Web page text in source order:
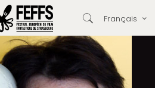
Français